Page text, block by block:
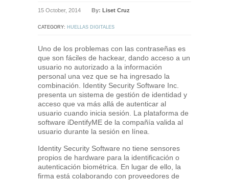
15 October, 2014 By: Liset Cruz
CATEGORY: HUELLAS DIGITALES
Uno de los problemas con las contraseñas es
que son fáciles de hackear, dando acceso a un
usuario no autorizado a la información
personal una vez que se ha ingresado la
combinación. Identity Security Software Inc.
presenta un sistema de gestión de identidad y
acceso que va más allá de autenticar al
usuario cuando inicia sesión. La plataforma de
software iDentifyME de la compañía valida al
usuario durante la sesión en línea.
Identity Security Software no tiene sensores
propios de hardware para la identificación o
autenticación biométrica. En lugar de ello, la
firma está colaborando con proveedores de